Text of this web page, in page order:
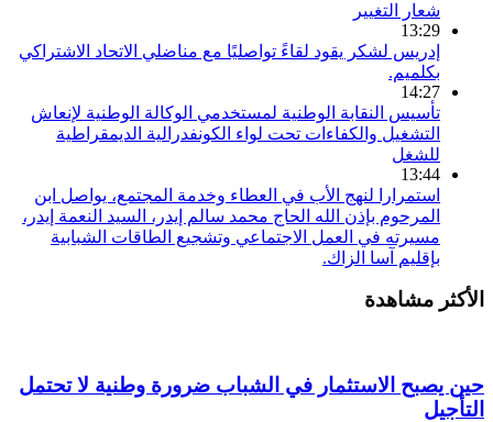
شعار التغيير
13:29
إدريس لشكر يقود لقاءً تواصليًا مع مناضلي الاتحاد الاشتراكي
بكلميم.
14:27
تأسيس النقابة الوطنية لمستخدمي الوكالة الوطنية لإنعاش
التشغيل والكفاءات تحت لواء الكونفدرالية الديمقراطية
للشغل
13:44
استمرارا لنهج الأب في العطاء وخدمة المجتمع، يواصل ابن
المرحوم بإذن الله الحاج محمد سالم إيدر، السيد النعمة إيدر،
مسيرته في العمل الاجتماعي وتشجيع الطاقات الشبابية
بإقليم آسا الزاك.
الأكثر مشاهدة
حين يصبح الاستثمار في الشباب ضرورة وطنية لا تحتمل
التأجيل